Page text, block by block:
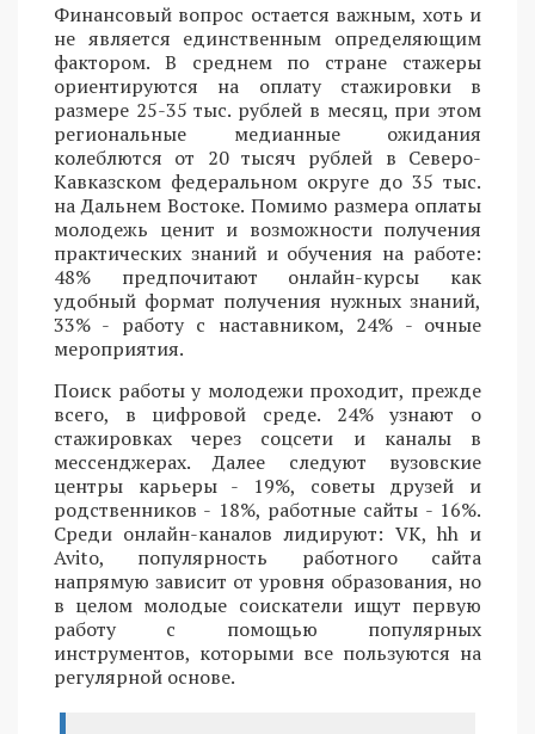
Финансовый вопрос остается важным, хоть и
не является единственным определяющим
фактором. В среднем по стране стажеры
ориентируются на оплату стажировки в
размере 25-35 тыс. рублей в месяц, при этом
региональные медианные ожидания
колеблются от 20 тысяч рублей в Северо-
Кавказском федеральном округе до 35 тыс.
на Дальнем Востоке. Помимо размера оплаты
молодежь ценит и возможности получения
практических знаний и обучения на работе:
48% предпочитают онлайн-курсы как
удобный формат получения нужных знаний,
33% - работу с наставником, 24% - очные
мероприятия.
Поиск работы у молодежи проходит, прежде
всего, в цифровой среде. 24% узнают о
стажировках через соцсети и каналы в
мессенджерах. Далее следуют вузовские
центры карьеры - 19%, советы друзей и
родственников - 18%, работные сайты - 16%.
Среди онлайн-каналов лидируют: VK, hh и
Avito, популярность работного сайта
напрямую зависит от уровня образования, но
в целом молодые соискатели ищут первую
работу с помощью популярных
инструментов, которыми все пользуются на
регулярной основе.